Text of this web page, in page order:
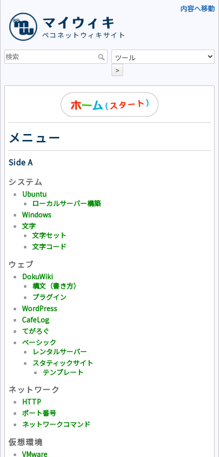
内容へ移動
マイウィキ
ペコネットウィキサイト
>
メニュー
Side A
システム
Ubuntu
ローカルサーバー構築
Windows
文字
文字セット
文字コード
ウェブ
DokuWiki
構文（書き方）
プラグイン
WordPress
CafeLog
てがろぐ
ベーシック
レンタルサーバー
スタティックサイト
テンプレート
ネットワーク
HTTP
ポート番号
ネットワークコマンド
仮想環境
VMware